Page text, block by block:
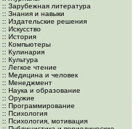
:: Зарубежная литература
:: Знания и навыки
:: Издательские решения
:: Искусство
:: История
:: Компьютеры
:: Кулинария
:: Культура
:: Легкое чтение
:: Медицина и человек
:: Менеджмент
:: Наука и образование
:: Оружие
:: Программирование
:: Психология
:: Психология, мотивация